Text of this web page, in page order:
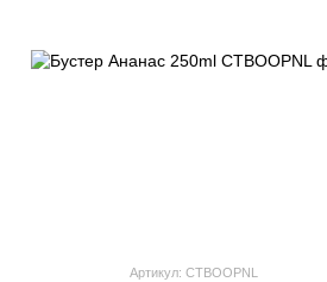
Артикул: CTBOOPNL